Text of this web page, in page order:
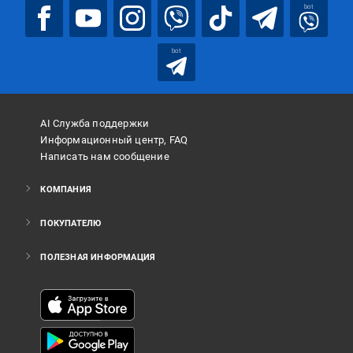
bot
bot
AI Служба поддержки
Информационный центр, FAQ
Написать нам сообщение
КОМПАНИЯ
ПОКУПАТЕЛЮ
ПОЛЕЗНАЯ ИНФОРМАЦИЯ